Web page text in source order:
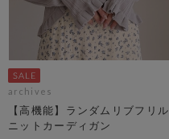
archives
【高機能】ランダムリブフリル
ニットカーディガン